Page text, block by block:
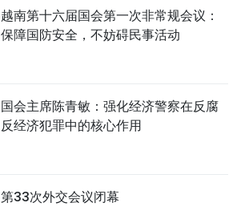
越南第十六届国会第一次非常规会议：
保障国防安全，不妨碍民事活动
国会主席陈青敏：强化经济警察在反腐
反经济犯罪中的核心作用
第33次外交会议闭幕